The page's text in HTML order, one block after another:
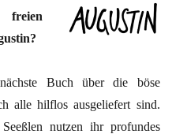
Buch über die böse
alle hilflos ausgeliefert sind.
nutzen ihr profundes